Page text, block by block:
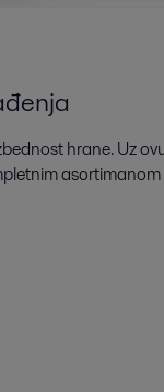
hrane. Uz